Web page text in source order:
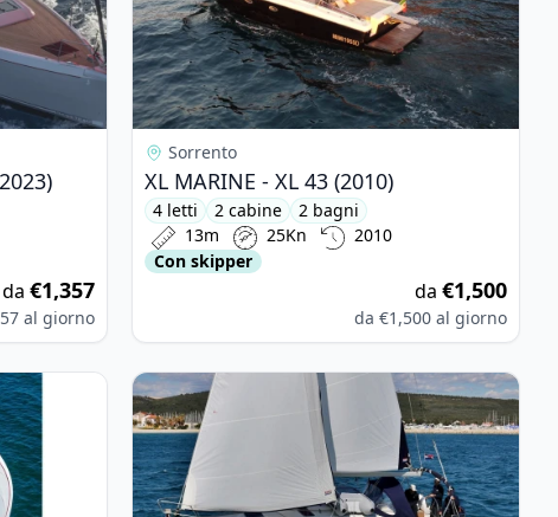
da €1,357
al giorno
Sorrento
XL MARINE - XL 43 (2010)
4 letti 2 cabine
2 bagni
13m
25Kn
2010
Con skipper
da €1,500
da €1,500 al giorno
3200 (2013)View details for BAVARIA YACHTBAU - Bavaria